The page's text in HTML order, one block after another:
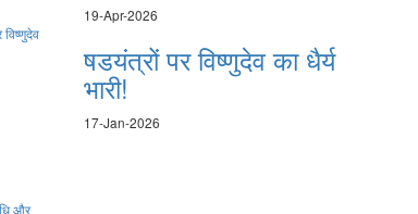
19-Apr-2026
षडयंत्रों पर विष्णुदेव का धैर्य
भारी!
17-Jan-2026